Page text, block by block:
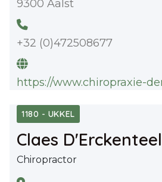
9300 Aalst
+32 (0)472508677
https://www.chiropraxie-
1180 - UKKEL
Claes
Chiropractor